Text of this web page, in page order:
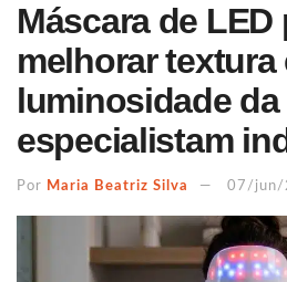
Máscara de LED
melhorar textura
luminosidade da
especialistam
Por Maria Beatriz Silva 07/jun/